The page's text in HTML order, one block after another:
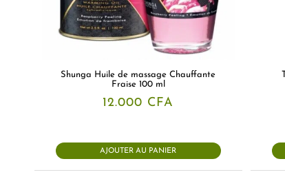
Shunga Huile de massage Chauffante
Fraise 100 ml
12.000 CFA
AJOUTER AU PANIER